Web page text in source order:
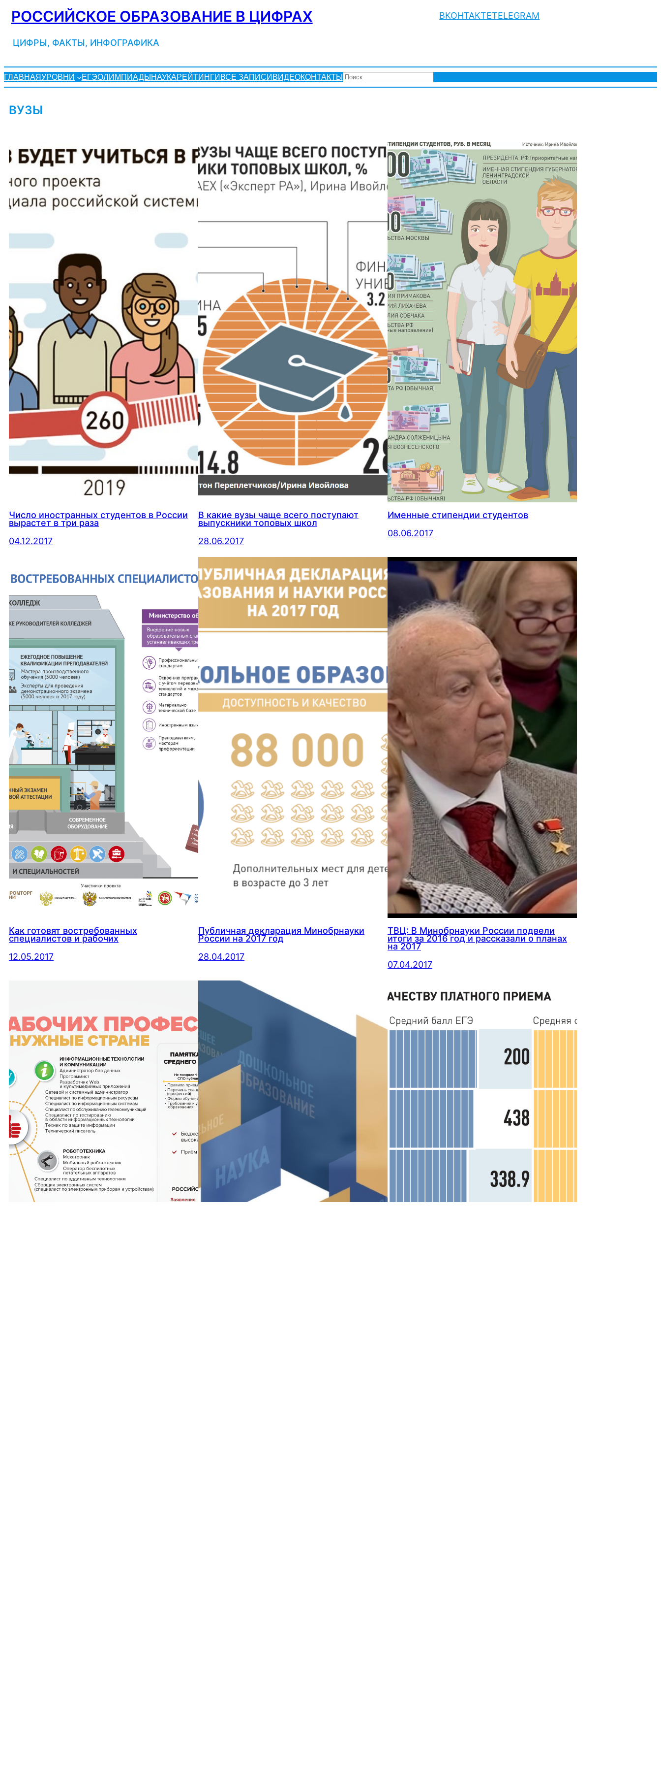
Перейти
содержимому
РОССИЙСКОЕ ОБРАЗОВАНИЕ В ЦИФРАХ
ЦИФРЫ, ФАКТЫ, ИНФОГРАФИКА
ВКОНТАКТЕTELEGRAM
ГЛАВНАЯУРОВНИ ЕГЭОЛИМПИАДЫНАУКАРЕЙТИНГИВСЕ ЗАПИСИВИДЕОКОНТАКТЫПОИСК
ВУЗЫ
Число иностранных студентов в России
вырастет в три раза
04.12.2017
В какие вузы чаще всего поступают
выпускники топовых школ
28.06.2017
Именные стипендии студентов
08.06.2017
Как готовят востребованных
специалистов и рабочих
12.05.2017
Публичная декларация Минобрнауки
России на 2017 год
28.04.2017
ТВЦ: В Минобрнауки России подвели
итоги за 2016 год и рассказали о планах
на 2017
07.04.2017